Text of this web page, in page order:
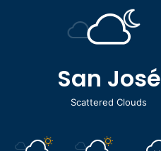
San José
Scattered Clouds